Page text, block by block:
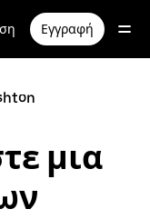
Εγγραφή
μια